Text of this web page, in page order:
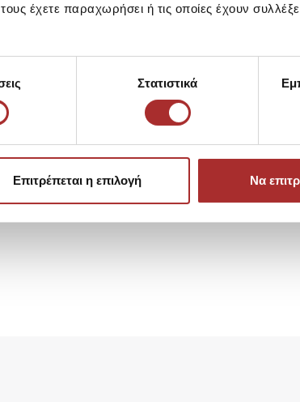
έχετε παραχωρήσει ή τις οποίες έχουν
Στατιστικά
Επιτρέπεται η επιλογή Να
LAPIN HOUSE
Ζακέτα Πλεκτή